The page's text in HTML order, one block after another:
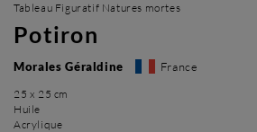
Tableau Figuratif Natures mortes
Potiron
Morales Géraldine France
25 x 25 cm
Huile
Acrylique